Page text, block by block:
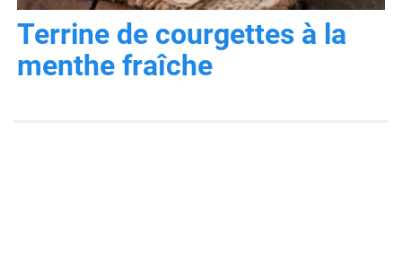
Terrine de courgettes à la
menthe fraîche